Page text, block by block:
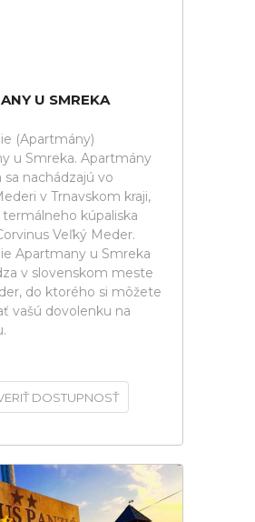
U SMREKA
(Apartmány)
u Smreka. Apartmány
sa nachádzajú vo
v Trnavskom kraji,
termálneho kúpaliska
Veľký Meder.
Apartmany u Smreka
v slovenskom meste
do ktorého si môžete
vašú dovolenku na
DOSTUPNOSŤ